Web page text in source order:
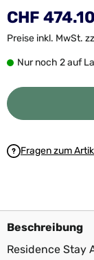
CHF 474.10
Preise inkl. MwSt.
Nur noch 2 auf
Fragen zum
Beschreibung
Residence Stay